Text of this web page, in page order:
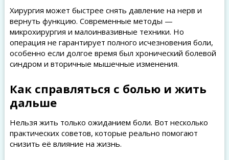
Хирургия может быстрее снять давление на нерв и
вернуть функцию. Современные методы —
микрохирургия и малоинвазивные техники. Но
операция не гарантирует полного исчезновения боли,
особенно если долгое время был хронический болевой
синдром и вторичные мышечные изменения.
Как справляться с болью и жить
дальше
Нельзя жить только ожиданием боли. Вот несколько
практических советов, которые реально помогают
снизить её влияние на жизнь.